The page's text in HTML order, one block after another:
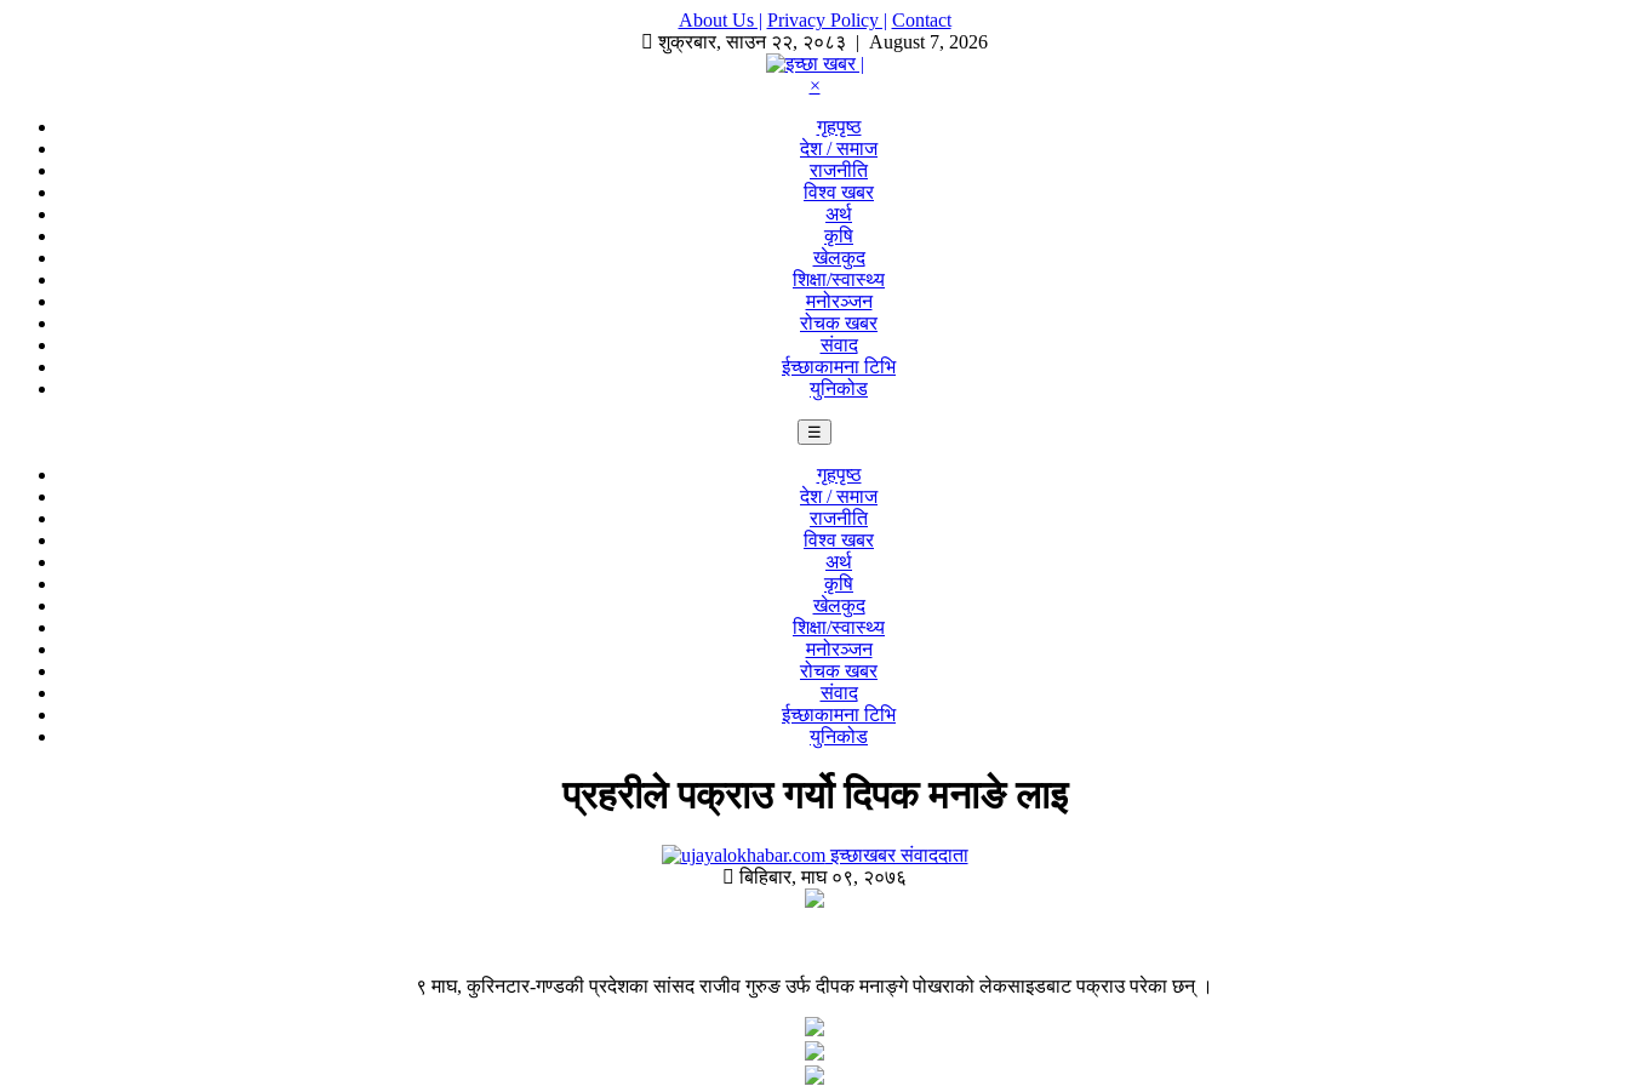
About Us | Privacy Policy | Contact
शुक्रबार,साउन २२, २०८३ | August 7, 2026
×
गृहपृष्ठ
देश / समाज
राजनीति
विश्व खबर
अर्थ
कृषि
खेलकुद
शिक्षा/स्वास्थ्य
मनोरञ्जन
रोचक खबर
संवाद
ईच्छाकामना टिभि
युनिकोड
☰
गृहपृष्ठ
देश / समाज
राजनीति
विश्व खबर
अर्थ
कृषि
खेलकुद
शिक्षा/स्वास्थ्य
मनोरञ्जन
रोचक खबर
संवाद
ईच्छाकामना टिभि
युनिकोड
प्रहरीले पक्राउ गर्यो दिपक मनाङे लाइ
इच्छाखबर संवाददाता
बिहिबार, माघ ०९, २०७६
९ माघ, कुरिनटार-गण्डकी प्रदेशका सांसद राजीव गुरुङ उर्फ दीपक मनाङ्गे पोखराको लेकसाइडबाट पक्राउ परेका छन् ।